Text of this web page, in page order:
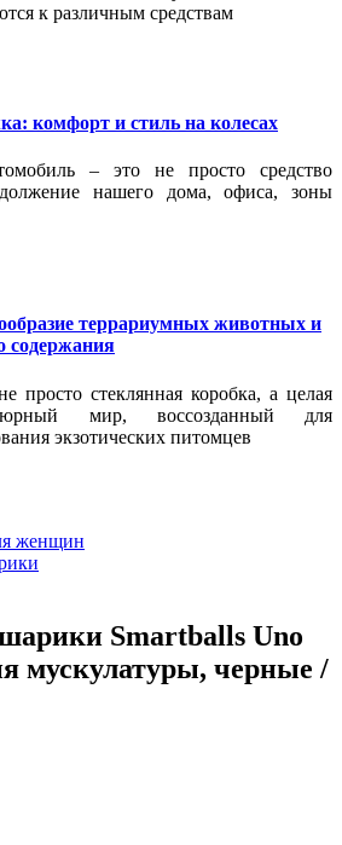
к различным средствам
комфорт и стиль на колесах
– это не просто средство
нашего дома, офиса, зоны
террариумных животных и
содержания
просто стеклянная коробка, а целая
мир, воссозданный для
экзотических питомцев
женщин
Smartballs Uno
мускулатуры, черные /